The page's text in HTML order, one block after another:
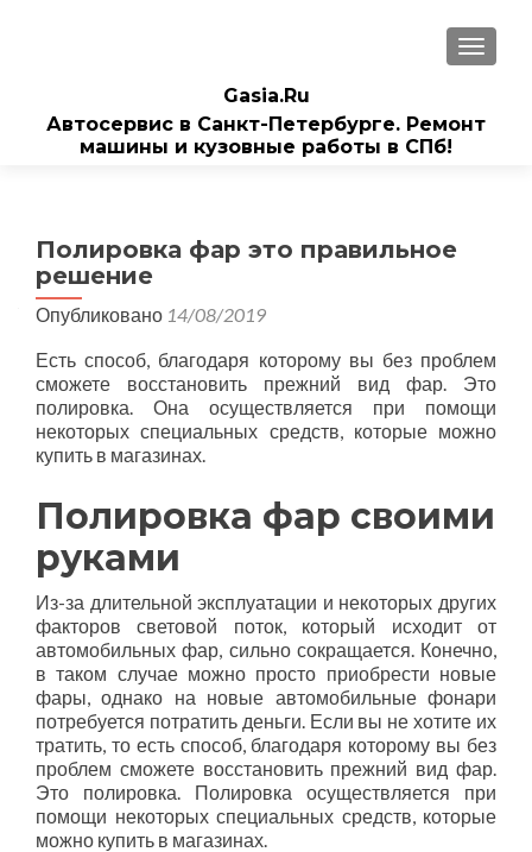
Gasia.Ru
Автосервис в Санкт-Петербурге. Ремонт
машины и кузовные работы в СПб!
Полировка фар это правильное
решение
Опубликовано 14/08/2019
Есть способ, благодаря которому вы без проблем
сможете восстановить прежний вид фар. Это
полировка. Она осуществляется при помощи
некоторых специальных средств, которые можно
купить в магазинах.
Полировка фар своими
руками
Из-за длительной эксплуатации и некоторых других
факторов световой поток, который исходит от
автомобильных фар, сильно сокращается. Конечно,
в таком случае можно просто приобрести новые
фары, однако на новые автомобильные фонари
потребуется потратить деньги. Если вы не хотите их
тратить, то есть способ, благодаря которому вы без
проблем сможете восстановить прежний вид фар.
Это полировка. Полировка осуществляется при
помощи некоторых специальных средств, которые
можно купить в магазинах.